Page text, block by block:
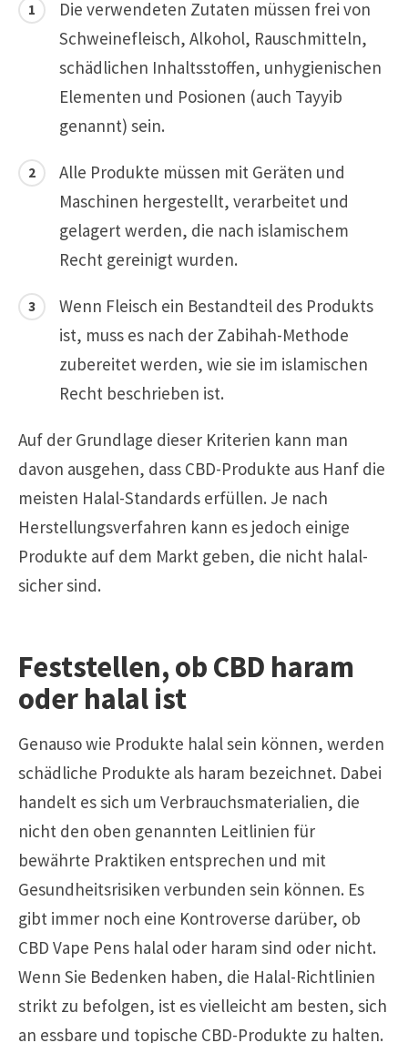
Die verwendeten Zutaten müssen frei von
Schweinefleisch, Alkohol, Rauschmitteln,
schädlichen Inhaltsstoffen, unhygienischen
Elementen und Posionen (auch Tayyib
genannt) sein.
Alle Produkte müssen mit Geräten und
Maschinen hergestellt, verarbeitet und
gelagert werden, die nach islamischem
Recht gereinigt wurden.
Wenn Fleisch ein Bestandteil des Produkts
ist, muss es nach der Zabihah-Methode
zubereitet werden, wie sie im islamischen
Recht beschrieben ist.
Auf der Grundlage dieser Kriterien kann man
davon ausgehen, dass CBD-Produkte aus Hanf die
meisten Halal-Standards erfüllen. Je nach
Herstellungsverfahren kann es jedoch einige
Produkte auf dem Markt geben, die nicht halal-
sicher sind.
Feststellen, ob CBD haram
oder halal ist
Genauso wie Produkte halal sein können, werden
schädliche Produkte als haram bezeichnet. Dabei
handelt es sich um Verbrauchsmaterialien, die
nicht den oben genannten Leitlinien für
bewährte Praktiken entsprechen und mit
Gesundheitsrisiken verbunden sein können. Es
gibt immer noch eine Kontroverse darüber, ob
CBD Vape Pens halal oder haram sind oder nicht.
Wenn Sie Bedenken haben, die Halal-Richtlinien
strikt zu befolgen, ist es vielleicht am besten, sich
an essbare und topische CBD-Produkte zu halten.